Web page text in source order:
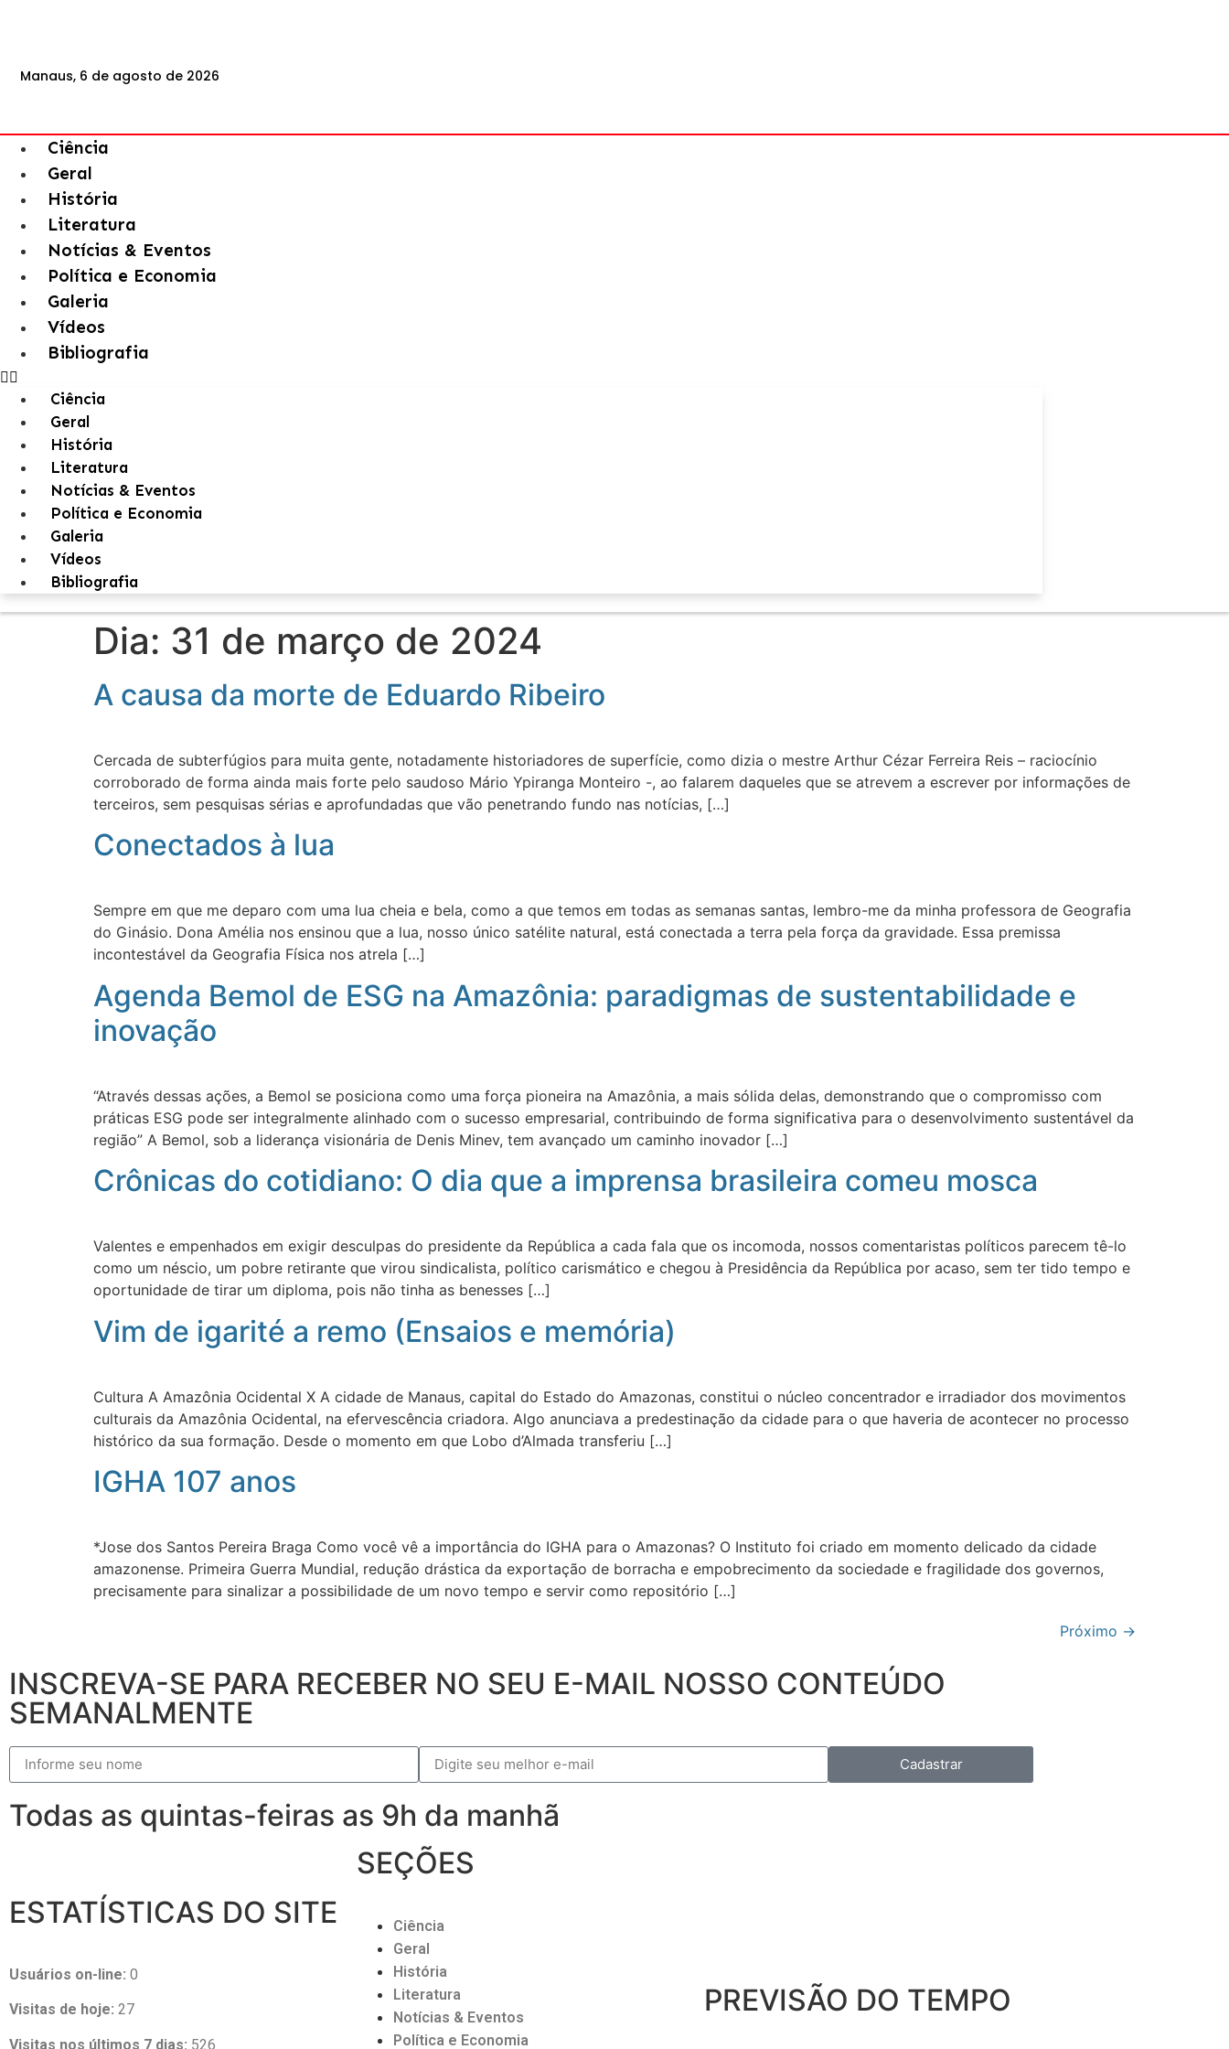
Manaus, 6 de agosto de 2026
Ciência
Geral
História
Literatura
Notícias & Eventos
Política e Economia
Galeria
Vídeos
Bibliografia
Ciência
Geral
História
Literatura
Notícias & Eventos
Política e Economia
Galeria
Vídeos
Bibliografia
Dia: 31 de março de 2024
A causa da morte de Eduardo Ribeiro
Cercada de subterfúgios para muita gente, notadamente historiadores de superfície, como dizia o mestre Arthur Cézar Ferreira Reis – raciocínio
corroborado de forma ainda mais forte pelo saudoso Mário Ypiranga Monteiro -, ao falarem daqueles que se atrevem a escrever por informações de
terceiros, sem pesquisas sérias e aprofundadas que vão penetrando fundo nas notícias, […]
Conectados à lua
Sempre em que me deparo com uma lua cheia e bela, como a que temos em todas as semanas santas, lembro-me da minha professora de Geografia
do Ginásio. Dona Amélia nos ensinou que a lua, nosso único satélite natural, está conectada a terra pela força da gravidade. Essa premissa
incontestável da Geografia Física nos atrela […]
Agenda Bemol de ESG na Amazônia: paradigmas de sustentabilidade e
inovação
“Através dessas ações, a Bemol se posiciona como uma força pioneira na Amazônia, a mais sólida delas, demonstrando que o compromisso com
práticas ESG pode ser integralmente alinhado com o sucesso empresarial, contribuindo de forma significativa para o desenvolvimento sustentável da
região” A Bemol, sob a liderança visionária de Denis Minev, tem avançado um caminho inovador […]
Crônicas do cotidiano: O dia que a imprensa brasileira comeu mosca
Valentes e empenhados em exigir desculpas do presidente da República a cada fala que os incomoda, nossos comentaristas políticos parecem tê-lo
como um néscio, um pobre retirante que virou sindicalista, político carismático e chegou à Presidência da República por acaso, sem ter tido tempo e
oportunidade de tirar um diploma, pois não tinha as benesses […]
Vim de igarité a remo (Ensaios e memória)
Cultura A Amazônia Ocidental X A cidade de Manaus, capital do Estado do Amazonas, constitui o núcleo concentrador e irradiador dos movimentos
culturais da Amazônia Ocidental, na efervescência criadora. Algo anunciava a predestinação da cidade para o que haveria de acontecer no processo
histórico da sua formação. Desde o momento em que Lobo d’Almada transferiu […]
IGHA 107 anos
*Jose dos Santos Pereira Braga Como você vê a importância do IGHA para o Amazonas? O Instituto foi criado em momento delicado da cidade
amazonense. Primeira Guerra Mundial, redução drástica da exportação de borracha e empobrecimento da sociedade e fragilidade dos governos,
precisamente para sinalizar a possibilidade de um novo tempo e servir como repositório […]
Próximo →
INSCREVA-SE PARA RECEBER NO SEU E-MAIL NOSSO CONTEÚDO
SEMANALMENTE
Cadastrar
Todas as quintas-feiras as 9h da manhã
ESTATÍSTICAS DO SITE
Usuários on-line: 0
Visitas de hoje: 27
Visitas nos últimos 7 dias: 526
SEÇÕES
Ciência
Geral
História
Literatura
Notícias & Eventos
Política e Economia
PREVISÃO DO TEMPO